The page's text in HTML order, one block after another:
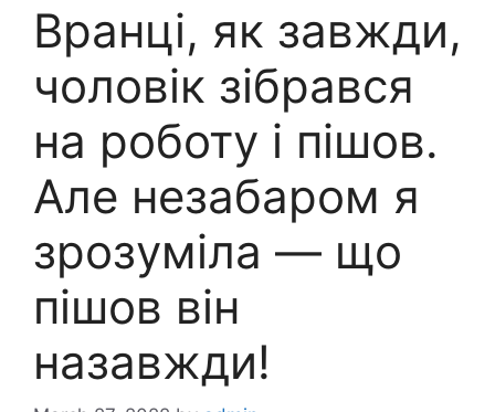
Вранці, як завжди,
чоловік зібрався
на роботу і пішов.
Але незабаром я
зрозуміла — що
пішов він
назавжди!